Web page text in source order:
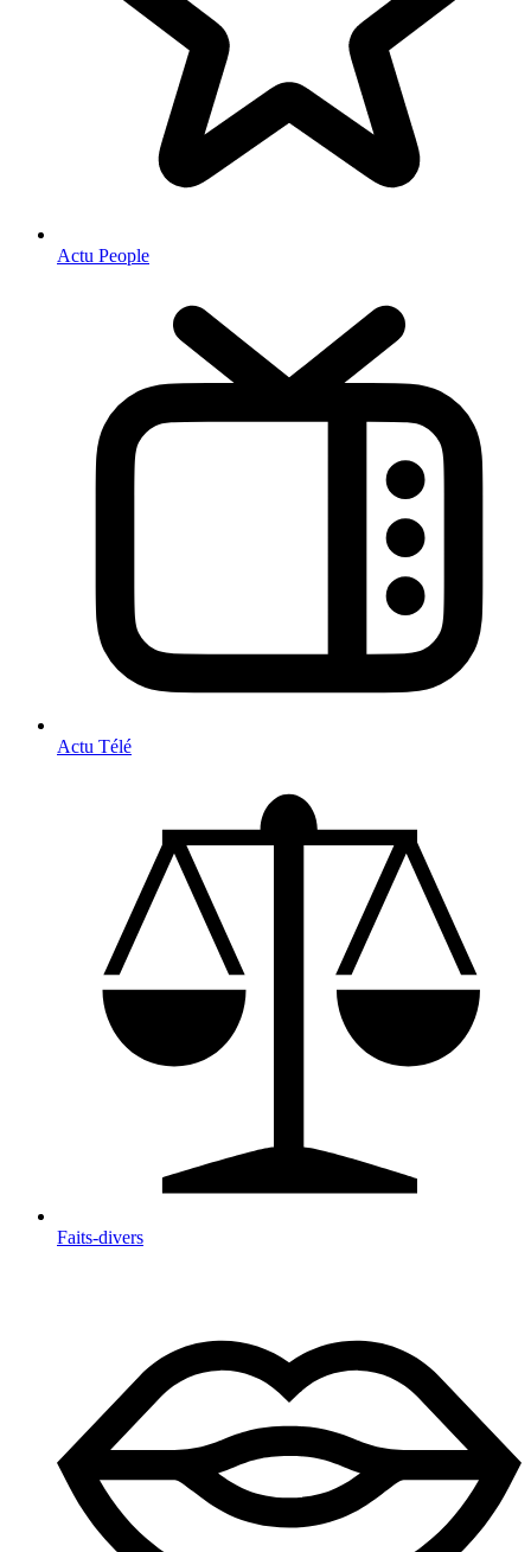
Actu People
Actu Télé
Faits-divers